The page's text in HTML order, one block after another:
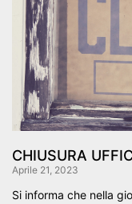
CHIUSURA
Aprile 21, 2023
Si informa che nella